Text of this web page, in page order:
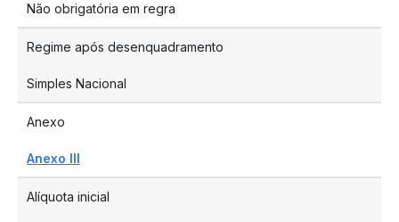
Não obrigatória em regra
Regime após desenquadramento
Simples Nacional
Anexo
Anexo III
Alíquota inicial